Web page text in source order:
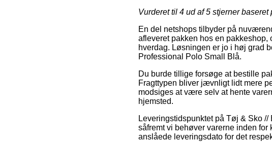
Vurderet til 4 ud af 5 stjerner baseret
En del netshops tilbyder på
afleveret pakken hos en pakkeshop,
hverdag. Løsningen er jo i høj grad
Professional Polo Small Blå.
Du burde tillige forsøge at bestille
Fragttypen bliver jævnligt lidt mere
modsiges at være selv at hente
hjemsted.
Leveringstidspunktet på Tøj & Sko
såfremt vi behøver varerne inden for
anslåede leveringsdato for det